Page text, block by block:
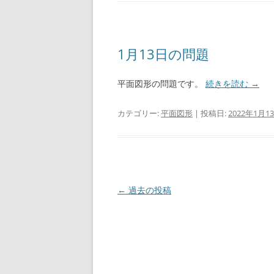
1月13日の問題
平面図形の問題です。 続きを読む →
カテゴリー:平面図形 | 投稿日:2022年1月
投
← 過去の投稿